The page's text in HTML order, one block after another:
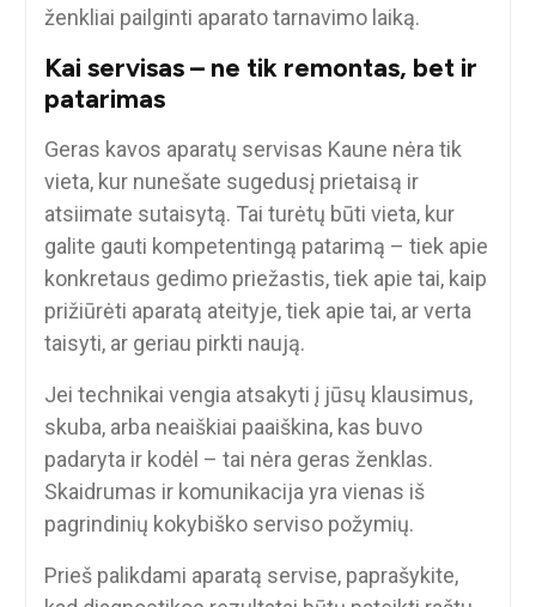
ženkliai pailginti aparato tarnavimo laiką.
Kai servisas – ne tik remontas, bet ir
patarimas
Geras kavos aparatų servisas Kaune nėra tik
vieta, kur nunešate sugedusį prietaisą ir
atsiimate sutaisytą. Tai turėtų būti vieta, kur
galite gauti kompetentingą patarimą – tiek apie
konkretaus gedimo priežastis, tiek apie tai, kaip
prižiūrėti aparatą ateityje, tiek apie tai, ar verta
taisyti, ar geriau pirkti naują.
Jei technikai vengia atsakyti į jūsų klausimus,
skuba, arba neaiškiai paaiškina, kas buvo
padaryta ir kodėl – tai nėra geras ženklas.
Skaidrumas ir komunikacija yra vienas iš
pagrindinių kokybiško serviso požymių.
Prieš palikdami aparatą servise, paprašykite,